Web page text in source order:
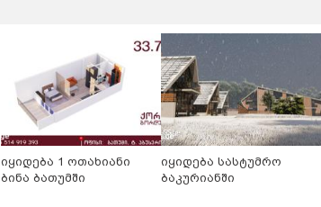
იყიდება 1 ოთახიანი
ბინა ბათუმში
იყიდება სასტუმრო
ბაკურიანში